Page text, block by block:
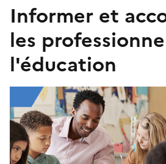
Informer et
les
l'éducation